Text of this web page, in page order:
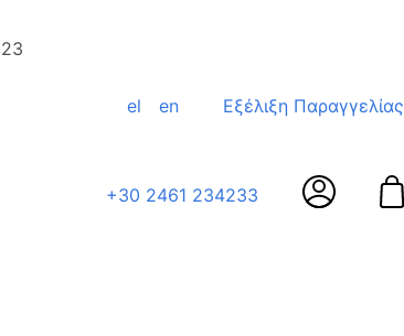
el en Εξέλιξη Παραγγελίας
+30 2461 234233